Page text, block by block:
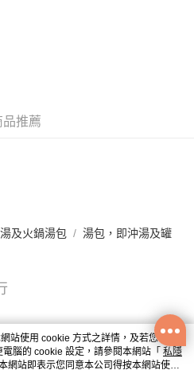
以上免運費
以上免運費
品推薦
湯及火鍋湯包
湯包，即沖湯及罐
站使用 cookie 方式之詳情，及若您不希
腦的 cookie 設定，請參閱本網站「 私隱
網站即表示您同意本公司得按本網站使用